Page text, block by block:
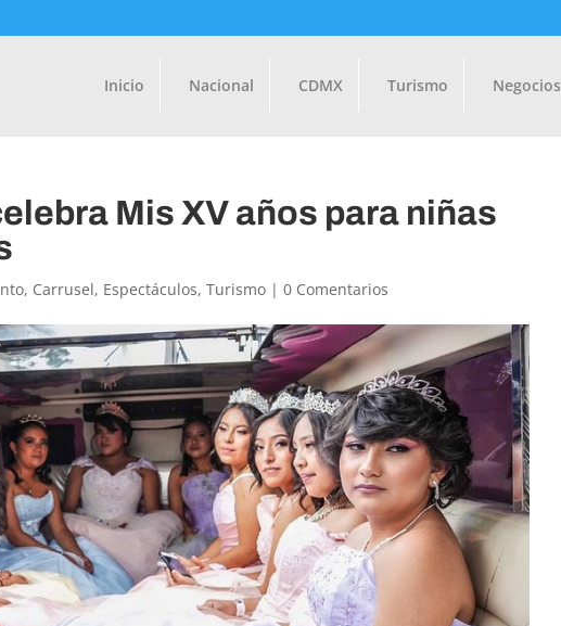
Inicio Nacional CDMX Turismo Negocios
Mis XV años para niñas
, Carrusel, Espectáculos,Turismo |0 Comentarios